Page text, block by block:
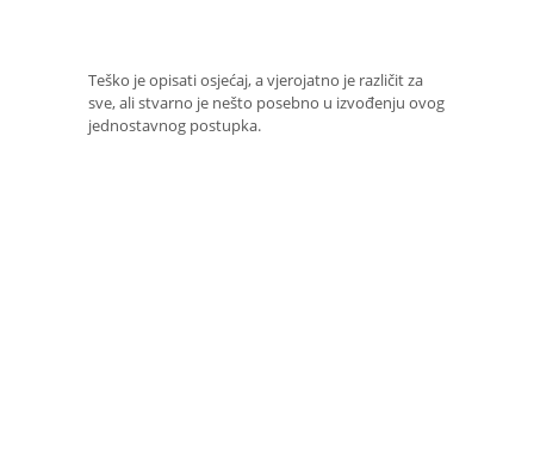
Teško je opisati osjećaj, a vjerojatno je različit za
sve, ali stvarno je nešto posebno u izvođenju ovog
jednostavnog postupka.